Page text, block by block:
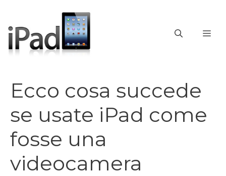
contenuto
Ecco cosa succede
se usate iPad come
fosse una
videocamera